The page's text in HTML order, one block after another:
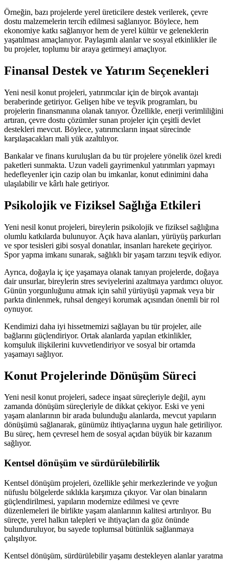
Örneğin, bazı projelerde yerel üreticilere destek verilerek, çevre
dostu malzemelerin tercih edilmesi sağlanıyor. Böylece, hem
ekonomiye katkı sağlanıyor hem de yerel kültür ve geleneklerin
yaşatılması amaçlanıyor. Paylaşımlı alanlar ve sosyal etkinlikler ile
bu projeler, toplumu bir araya getirmeyi amaçlıyor.
Finansal Destek ve Yatırım Seçenekleri
Yeni nesil konut projeleri, yatırımcılar için de birçok avantajı
beraberinde getiriyor. Gelişen hibe ve teşvik programları, bu
projelerin finansmanına olanak tanıyor. Özellikle, enerji verimliliğini
artıran, çevre dostu çözümler sunan projeler için çeşitli devlet
destekleri mevcut. Böylece, yatırımcıların inşaat sürecinde
karşılaşacakları mali yük azaltılıyor.
Bankalar ve finans kuruluşları da bu tür projelere yönelik özel kredi
paketleri sunmakta. Uzun vadeli gayrimenkul yatırımları yapmayı
hedefleyenler için cazip olan bu imkanlar, konut edinimini daha
ulaşılabilir ve kârlı hale getiriyor.
Psikolojik ve Fiziksel Sağlığa Etkileri
Yeni nesil konut projeleri, bireylerin psikolojik ve fiziksel sağlığına
olumlu katkılarda bulunuyor. Açık hava alanları, yürüyüş parkurları
ve spor tesisleri gibi sosyal donatılar, insanları harekete geçiriyor.
Spor yapma imkanı sunarak, sağlıklı bir yaşam tarzını teşvik ediyor.
Ayrıca, doğayla iç içe yaşamaya olanak tanıyan projelerde, doğaya
dair unsurlar, bireylerin stres seviyelerini azaltmaya yardımcı oluyor.
Günün yorgunluğunu atmak için sahil yürüyüşü yapmak veya bir
parkta dinlenmek, ruhsal dengeyi korumak açısından önemli bir rol
oynuyor.
Kendimizi daha iyi hissetmemizi sağlayan bu tür projeler, aile
bağlarını güçlendiriyor. Ortak alanlarda yapılan etkinlikler,
komşuluk ilişkilerini kuvvetlendiriyor ve sosyal bir ortamda
yaşamayı sağlıyor.
Konut Projelerinde Dönüşüm Süreci
Yeni nesil konut projeleri, sadece inşaat süreçleriyle değil, aynı
zamanda dönüşüm süreçleriyle de dikkat çekiyor. Eski ve yeni
yaşam alanlarının bir arada bulunduğu alanlarda, mevcut yapıların
dönüşümü sağlanarak, günümüz ihtiyaçlarına uygun hale getiriliyor.
Bu süreç, hem çevresel hem de sosyal açıdan büyük bir kazanım
sağlıyor.
Kentsel dönüşüm ve sürdürülebilirlik
Kentsel dönüşüm projeleri, özellikle şehir merkezlerinde ve yoğun
nüfuslu bölgelerde sıklıkla karşımıza çıkıyor. Var olan binaların
güçlendirilmesi, yapıların modernize edilmesi ve çevre
düzenlemeleri ile birlikte yaşam alanlarının kalitesi artırılıyor. Bu
süreçte, yerel halkın talepleri ve ihtiyaçları da göz önünde
bulunduruluyor, bu sayede toplumsal bütünlük sağlanmaya
çalışılıyor.
Kentsel dönüşüm, sürdürülebilir yaşamı destekleyen alanlar yaratma